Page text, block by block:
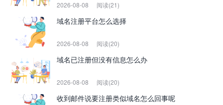
2026-08-08 阅读(21)
域名注册平台怎么选择
2026-08-08 阅读(20)
域名已注册但没有信息怎么办
2026-08-08 阅读(20)
收到邮件说要注册类似域名怎么回事呢